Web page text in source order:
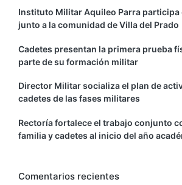
Instituto Militar Aquileo Parra participa
junto a la comunidad de Villa del Prado
Cadetes presentan la primera prueba
parte de su formación militar
Director Militar socializa el plan de
cadetes de las fases militares
Rectoría fortalece el trabajo conjunto
familia y cadetes al inicio del año
Comentarios recientes